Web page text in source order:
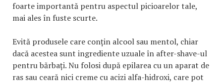
foarte importantă pentru aspectul picioarelor tale,
mai ales în fuste scurte.
Evită produsele care conțin alcool sau mentol, chiar
dacă acestea sunt ingrediente uzuale în after-shave-ul
pentru bărbați. Nu folosi după epilarea cu un aparat de
ras sau ceară nici creme cu acizi alfa-hidroxi, care pot